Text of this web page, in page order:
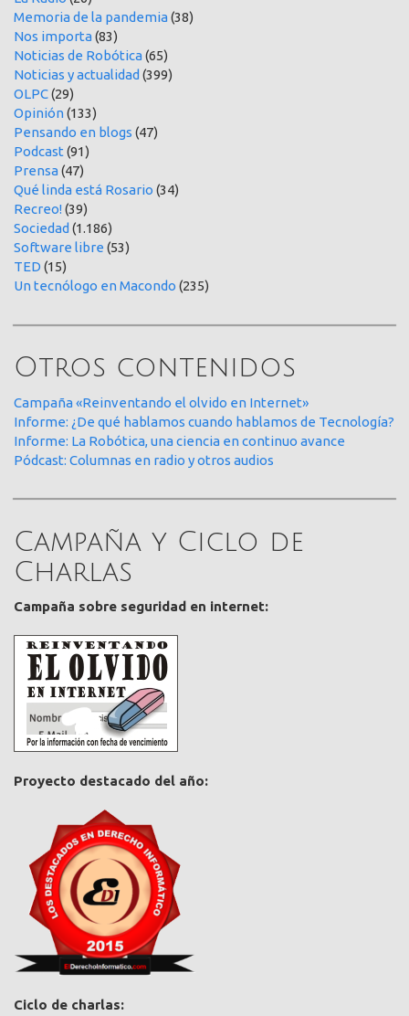
Memoria de la pandemia(38)
Nos importa(83)
Noticias de Robótica(65)
Noticias y actualidad (399)
OLPC(29)
Opinión(133)
Pensando en blogs (47)
Podcast (91)
Prensa(47)
Qué linda está Rosario (34)
Recreo!(39)
Sociedad (1.186)
Software libre (53)
TED (15)
Un tecnólogo en Macondo (235)
Otros contenidos
Campaña «Reinventando el olvido en Internet»
Informe: ¿De qué hablamos cuando hablamos de Tecnología?
Informe: La Robótica, una ciencia en continuo avance
Pódcast: Columnas en radio y otros audios
Campaña y Ciclo de
Charlas
Campaña sobre seguridad en internet:
Proyecto destacado del año:
Ciclo de charlas: